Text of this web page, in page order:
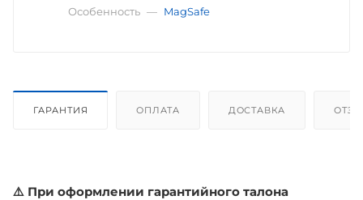
Особенность — MagSafe
ГАРАНТИЯ ОПЛАТА ДОСТАВКА
⚠️ При оформлении гарантийного талона